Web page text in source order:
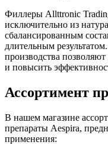
Филлеры Allttronic
исключительно из
сбалансированным
длительным
производства
и повысить
Ассортимент
В нашем магазине
препараты Aespira,
применения: